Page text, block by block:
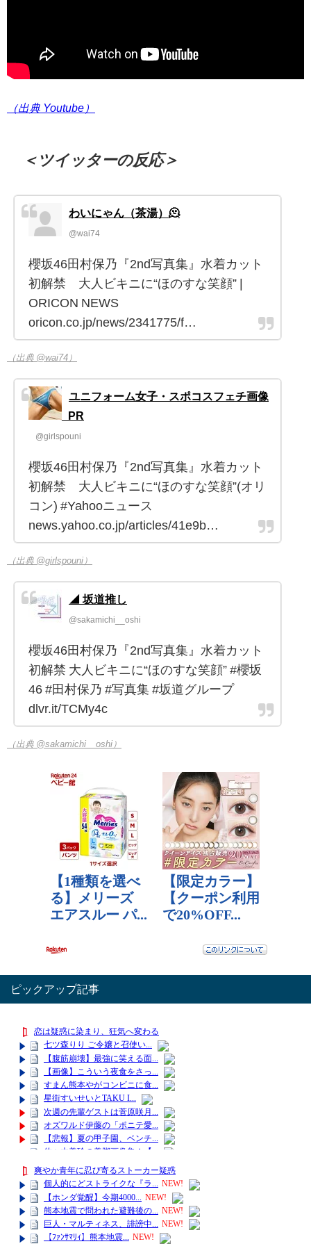
（出典 Youtube）
＜ツイッターの反応＞
わいにゃん（茶湯）🫠
@wai74
櫻坂46田村保乃『2nd写真集』水着カット
初解禁 大人ビキニに“ほのすな笑顔” |
ORICON NEWS
oricon.co.jp/news/2341775/f…
（出典 @wai74）
ユニフォーム女子・スポコスフェチ画像
_PR
@girlspouni
櫻坂46田村保乃『2nd写真集』水着カット
初解禁 大人ビキニに“ほのすな笑顔”(オリ
コン) #Yahooニュース
news.yahoo.co.jp/articles/41e9b…
（出典 @girlspouni）
◢ 坂道推し
@sakamichi__oshi
櫻坂46田村保乃『2nd写真集』水着カット
初解禁 大人ビキニに“ほのすな笑顔” #櫻坂
46 #田村保乃 #写真集 #坂道グループ
dlvr.it/TCMy4c
（出典 @sakamichi__oshi）
ピックアップ記事